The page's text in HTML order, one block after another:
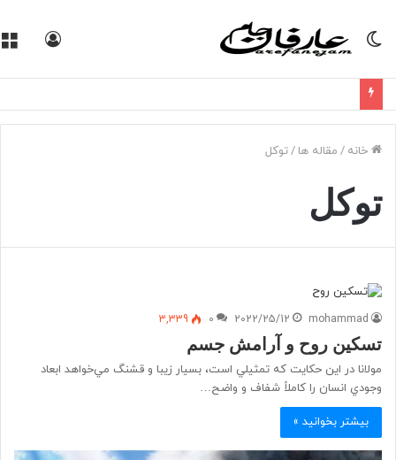
تغییر
خانه / مقاله ها /توکل
توکل
mohammad
2022/25/12
0
3,339
تسکین روح و آرامش جسم
مولانا در اين حكايت كه تمثيلي است، بسيار زيبا و قشنگ مي‌خواهد ابعاد
وجودي انسان را كاملاً شفاف و واضح…
بیشتر بخوانید »